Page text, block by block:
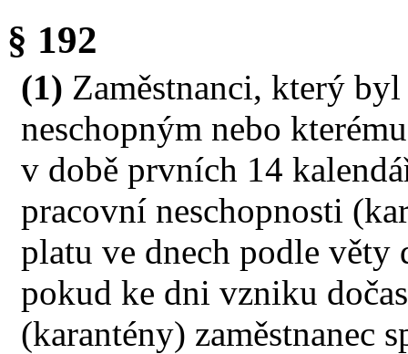
§ 192
(1) Zaměstnanci, který byl
neschopným nebo
v době prvních 14
pracovní neschopnosti
platu ve dnech podle věty
pokud ke dni vzniku
(karantény) zaměstnanec